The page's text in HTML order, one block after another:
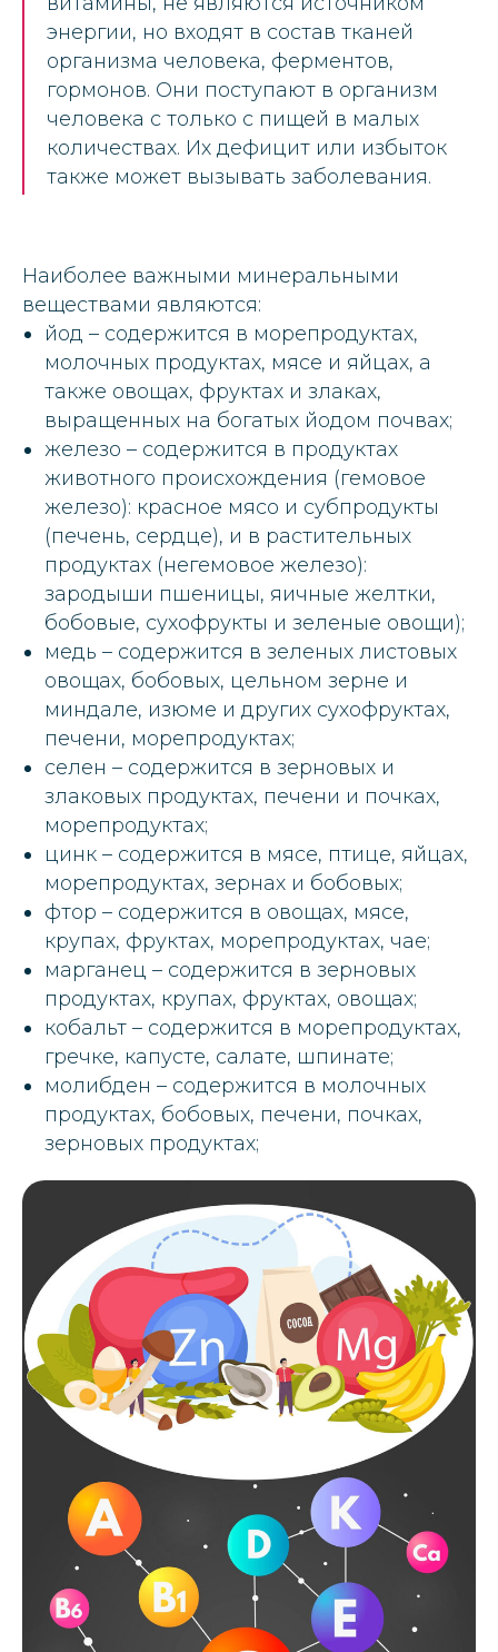
энергии, но входят в состав тканей
организма человека, ферментов,
гормонов. Они поступают в организм
человека с только с пищей в малых
количествах. Их дефицит или избыток
также может вызывать заболевания.
Наиболее важными минеральными
веществами являются:
йод – содержится в морепродуктах,
молочных продуктах, мясе и яйцах, а
также овощах, фруктах и злаках,
выращенных на богатых йодом почвах;
железо – содержится в продуктах
животного происхождения (гемовое
железо): красное мясо и субпродукты
(печень, сердце), и в растительных
продуктах (негемовое железо):
зародыши пшеницы, яичные желтки,
бобовые, сухофрукты и зеленые овощи);
медь – содержится в зеленых листовых
овощах, бобовых, цельном зерне и
миндале, изюме и других сухофруктах,
печени, морепродуктах;
селен – содержится в зерновых и
злаковых продуктах, печени и почках,
морепродуктах;
цинк – содержится в мясе, птице, яйцах,
морепродуктах, зернах и бобовых;
фтор – содержится в овощах, мясе,
крупах, фруктах, морепродуктах, чае;
марганец – содержится в зерновых
продуктах, крупах, фруктах, овощах;
кобальт – содержится в морепродуктах,
гречке, капусте, салате, шпинате;
молибден – содержится в молочных
продуктах, бобовых, печени, почках,
зерновых продуктах;